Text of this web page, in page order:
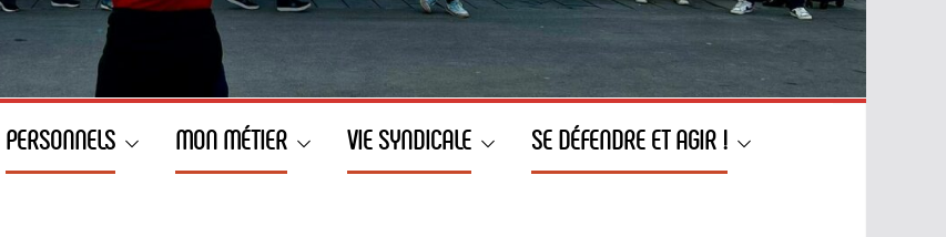
PERSONNELS MON MÉTIER VIE SYNDICALE SE DÉFENDRE ET AGIR !